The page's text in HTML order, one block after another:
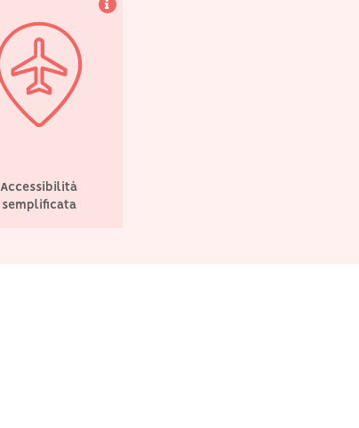
Accessibilità
semplificata